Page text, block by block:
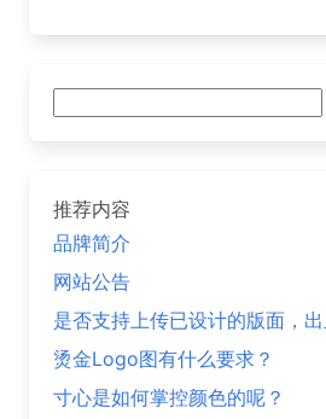
推荐内容
品牌简介
网站公告
是否支持上传已设计的版面，
烫金Logo图有什么要求？
寸心是如何掌控颜色的呢？